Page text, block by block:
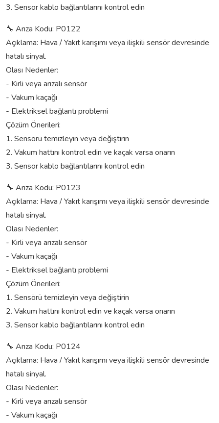
3. Sensor kablo bağlantılarını kontrol edin
🔧 Arıza Kodu: P0122
Açıklama: Hava / Yakıt karışımı veya ilişkili sensör devresinde
hatalı sinyal.
Olası Nedenler:
- Kirli veya arızalı sensör
- Vakum kaçağı
- Elektriksel bağlantı problemi
Çözüm Önerileri:
1. Sensörü temizleyin veya değiştirin
2. Vakum hattını kontrol edin ve kaçak varsa onarın
3. Sensor kablo bağlantılarını kontrol edin
🔧 Arıza Kodu: P0123
Açıklama: Hava / Yakıt karışımı veya ilişkili sensör devresinde
hatalı sinyal.
Olası Nedenler:
- Kirli veya arızalı sensör
- Vakum kaçağı
- Elektriksel bağlantı problemi
Çözüm Önerileri:
1. Sensörü temizleyin veya değiştirin
2. Vakum hattını kontrol edin ve kaçak varsa onarın
3. Sensor kablo bağlantılarını kontrol edin
🔧 Arıza Kodu: P0124
Açıklama: Hava / Yakıt karışımı veya ilişkili sensör devresinde
hatalı sinyal.
Olası Nedenler:
- Kirli veya arızalı sensör
- Vakum kaçağı